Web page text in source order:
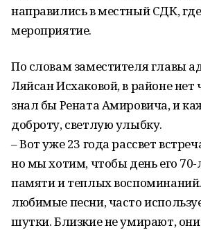
направились в местный СДК,
мероприятие.
По словам заместителя главы
Ляйсан Исхаковой, в районе нет
знал бы Рената Амировича, и
доброту, светлую улыбку.
– Вот уже 23 года рассвет
но мы хотим, чтобы день его
памяти и теплых
любимые песни, часто
шутки. Близкие не умирают,